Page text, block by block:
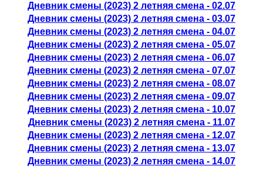
Дневник смены (2023) 2 летняя смена - 02.07
Дневник смены (2023) 2 летняя смена - 03.07
Дневник смены (2023) 2 летняя смена - 04.07
Дневник смены (2023) 2 летняя смена - 05.07
Дневник смены (2023) 2 летняя смена - 06.07
Дневник смены (2023) 2 летняя смена - 07.07
Дневник смены (2023) 2 летняя смена - 08.07
Дневник смены (2023) 2 летняя смена - 09.07
Дневник смены (2023) 2 летняя смена - 10.07
Дневник смены (2023) 2 летняя смена - 11.07
Дневник смены (2023) 2 летняя смена - 12.07
Дневник смены (2023) 2 летняя смена - 13.07
Дневник смены (2023) 2 летняя смена - 14.07